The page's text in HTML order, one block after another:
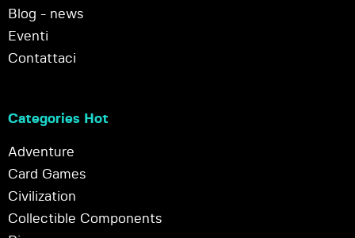
Blog - news
Eventi
Contattaci
Categories Hot
Adventure
Card Games
Civilization
Collectible Components